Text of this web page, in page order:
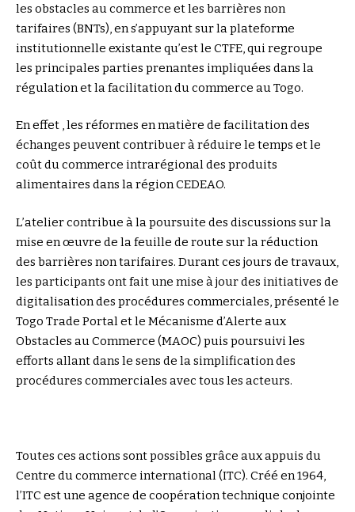
les obstacles au commerce et les barrières non
tarifaires (BNTs), en s’appuyant sur la plateforme
institutionnelle existante qu’est le CTFE, qui regroupe
les principales parties prenantes impliquées dans la
régulation et la facilitation du commerce au Togo.
En effet , les réformes en matière de facilitation des
échanges peuvent contribuer à réduire le temps et le
coût du commerce intrarégional des produits
alimentaires dans la région CEDEAO.
L’atelier contribue à la poursuite des discussions sur la
mise en œuvre de la feuille de route sur la réduction
des barrières non tarifaires. Durant ces jours de travaux,
les participants ont fait une mise à jour des initiatives de
digitalisation des procédures commerciales, présenté le
Togo Trade Portal et le Mécanisme d’Alerte aux
Obstacles au Commerce (MAOC) puis poursuivi les
efforts allant dans le sens de la simplification des
procédures commerciales avec tous les acteurs.
Toutes ces actions sont possibles grâce aux appuis du
Centre du commerce international (ITC). Créé en 1964,
l’ITC est une agence de coopération technique conjointe